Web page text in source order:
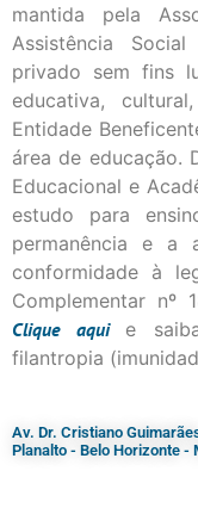
mantida pela
Assistência
privado sem fins
educativa,
Entidade
área de educação.
Educacional e
estudo para
permanência e a
conformidade à
Complementar nº
Cliqueaqui
e
filantropia
Av. Dr. Cristiano
Planalto - Belo Horizonte -